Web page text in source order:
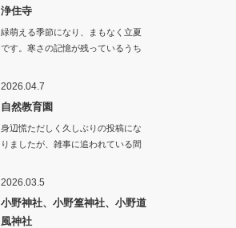
浄住寺
緑萌える季節になり、まもなく立夏
です。寒さの記憶が残っているうち
2026.04.7
自然教育園
身辺慌ただしく久しぶりの投稿にな
りましたが、雑事に追われている間
2026.03.5
小野神社、小野篁神社、小野道
風神社